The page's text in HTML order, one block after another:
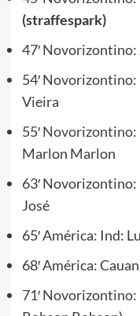
(straffespark)
47′
54′ Novorizontino:
Vieira
55′Novorizontino:
Marlon Marlon
63′
José
65′ América: Ind:
68′ América:
71′ Novorizontino: